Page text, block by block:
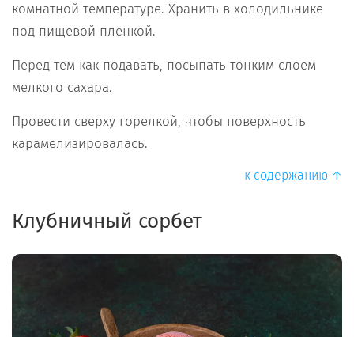
комнатной температуре. Хранить в холодильнике
под пищевой пленкой.
Перед тем как подавать, посыпать тонким слоем
мелкого сахара.
Провести сверху горелкой, чтобы поверхность
карамелизировалась.
к содержанию ↑
Клубничный сорбет